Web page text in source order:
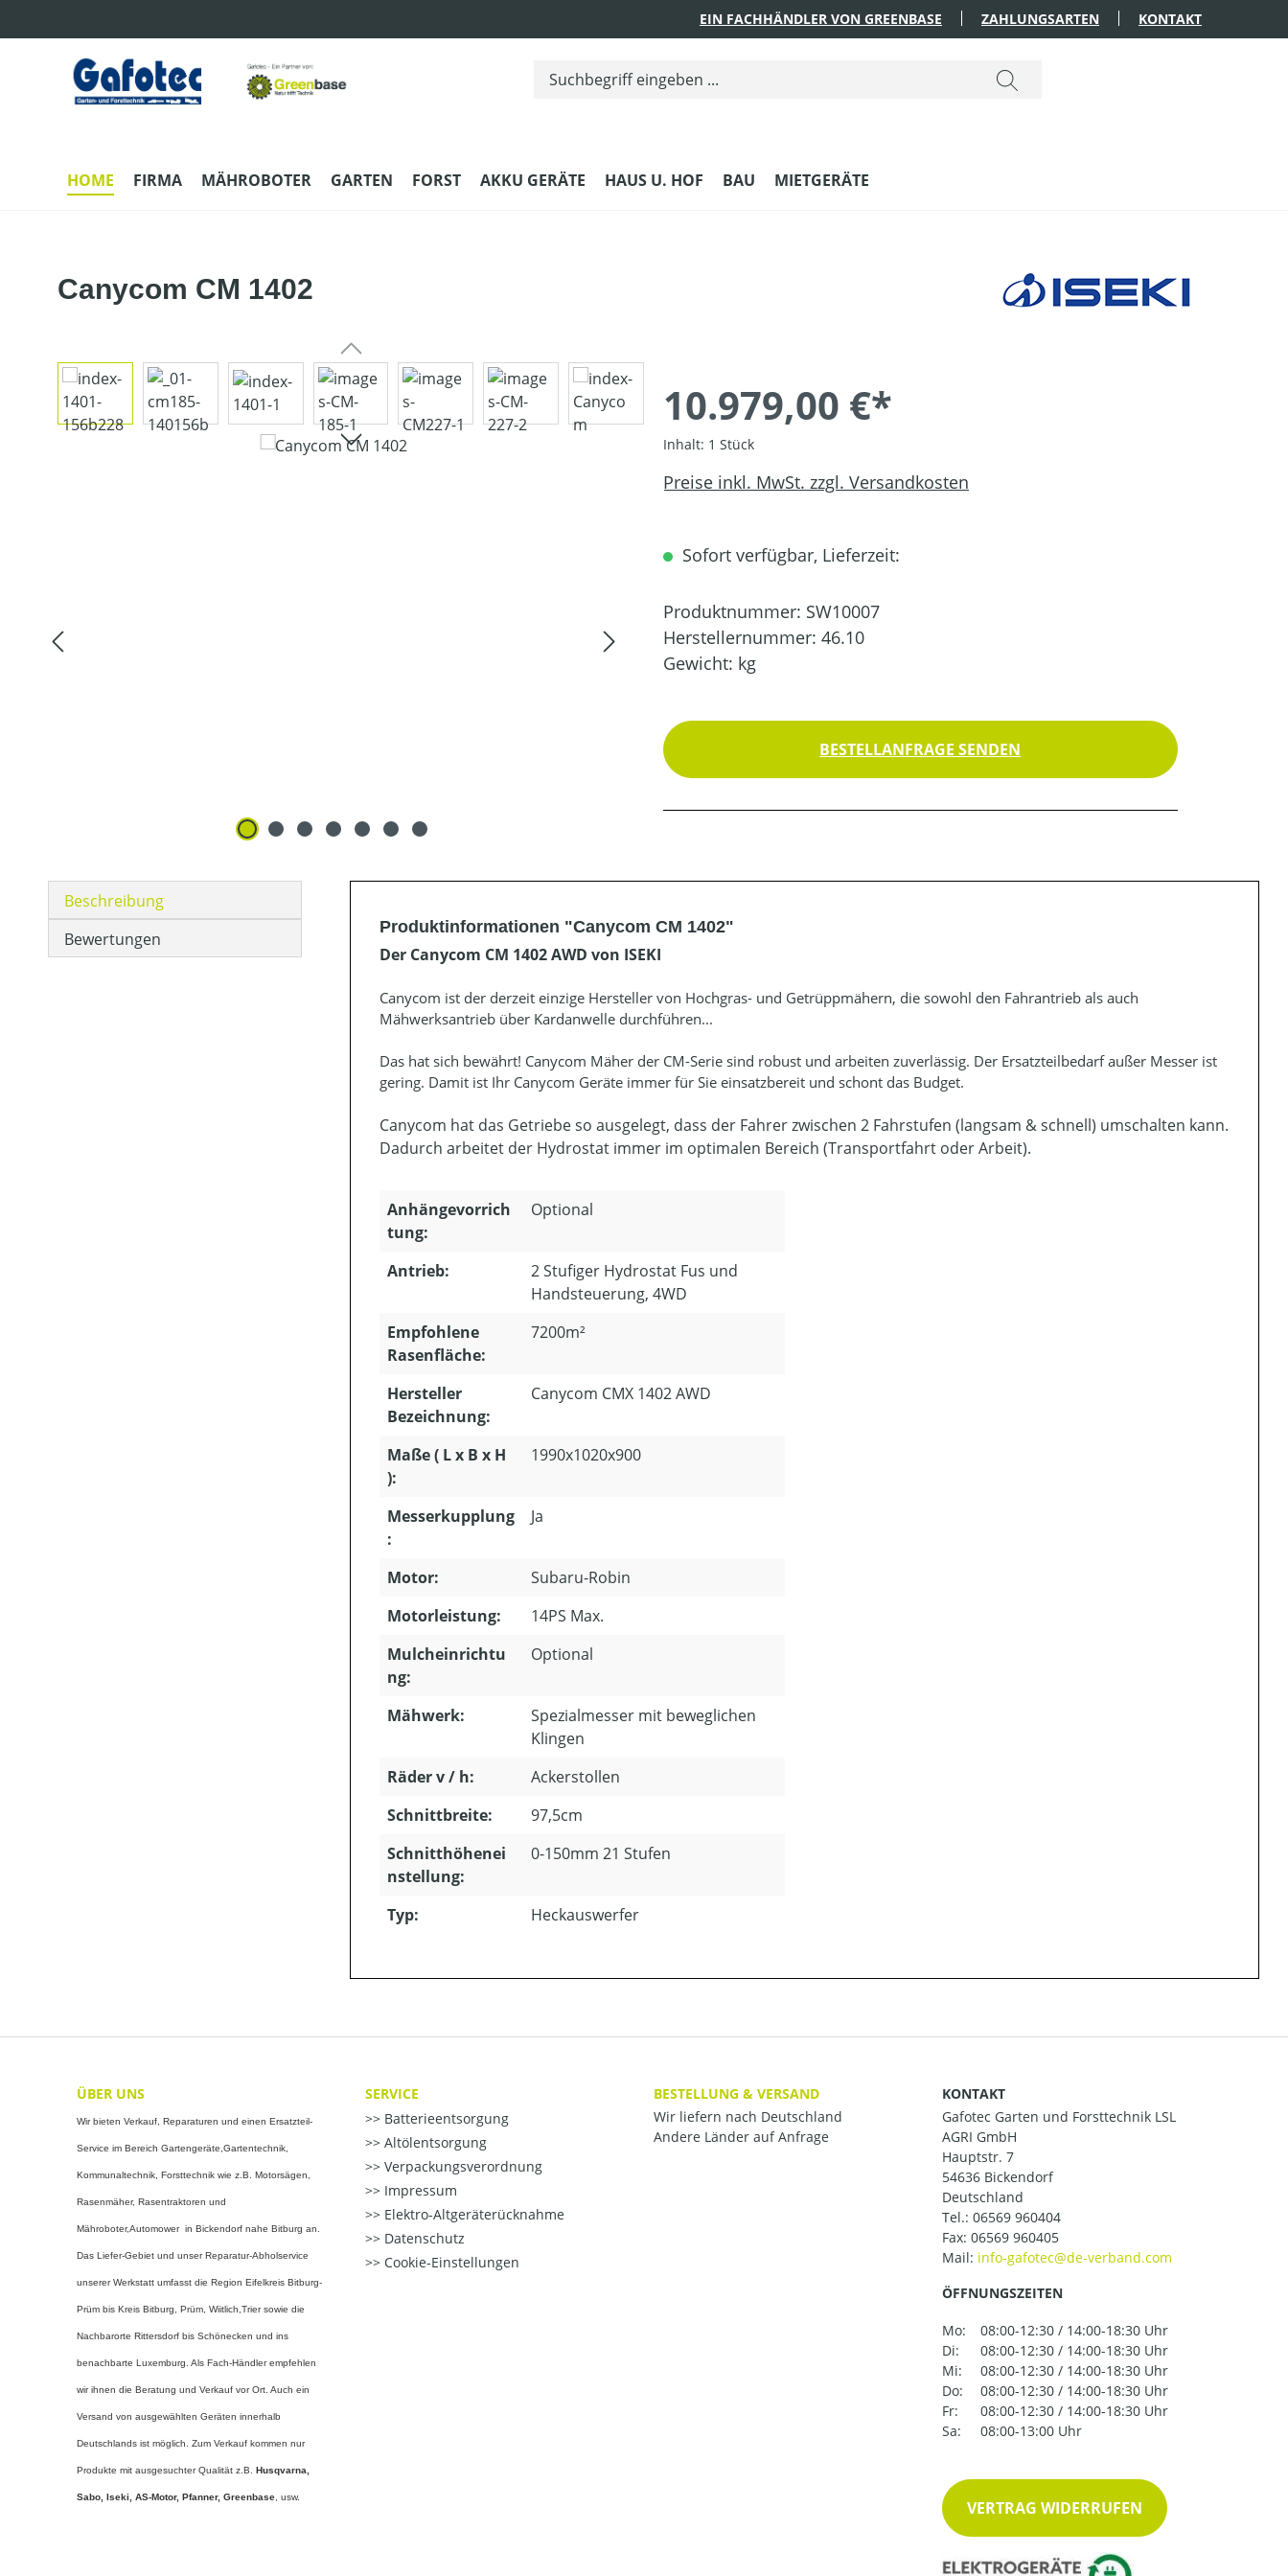
EIN FACHHÄNDLER VON GREENBASE ZAHLUNGSARTEN KONTAKT
HOME FIRMA MÄHROBOTER GARTEN FORST AKKU GERÄTE HAUS U. HOF BAU MIETGERÄTE
Canycom CM 1402
Bildergalerie überspringen
10.979,00 €*
Inhalt: 1 Stück
Preise inkl. MwSt. zzgl. Versandkosten
Sofort verfügbar, Lieferzeit:
Produktnummer: SW10007
Herstellernummer: 46.10
Gewicht: kg
BESTELLANFRAGE SENDEN
Beschreibung
Bewertungen
Produktinformationen "Canycom CM 1402"
Der Canycom CM 1402 AWD von ISEKI
Canycom ist der derzeit einzige Hersteller von Hochgras- und Getrüppmähern, die sowohl den Fahrantrieb als auch
Mähwerksantrieb über Kardanwelle durchführen...
Das hat sich bewährt! Canycom Mäher der CM-Serie sind robust und arbeiten zuverlässig. Der Ersatzteilbedarf außer Messer ist
gering. Damit ist Ihr Canycom Geräte immer für Sie einsatzbereit und schont das Budget.
Canycom hat das Getriebe so ausgelegt, dass der Fahrer zwischen 2 Fahrstufen (langsam & schnell) umschalten kann.
Dadurch arbeitet der Hydrostat immer im optimalen Bereich (Transportfahrt oder Arbeit).
Anhängevorrich
tung:
Optional
Antrieb:
2 Stufiger Hydrostat Fus und
Handsteuerung, 4WD
Empfohlene
Rasenfläche:
7200m²
Hersteller
Bezeichnung:
Canycom CMX 1402 AWD
Maße ( L x B x H
):
1990x1020x900
Messerkupplung
:
Ja
Motor:
Subaru-Robin
Motorleistung:
14PS Max.
Mulcheinrichtu
ng:
Optional
Mähwerk:
Spezialmesser mit beweglichen
Klingen
Räder v / h:
Ackerstollen
Schnittbreite:
97,5cm
Schnitthöhenei
nstellung:
0-150mm 21 Stufen
Typ: Heckauswerfer
ÜBER UNS
Wir bieten Verkauf, Reparaturen und einen Ersatzteil-
Service im Bereich Gartengeräte,Gartentechnik,
Kommunaltechnik, Forsttechnik wie z.B. Motorsägen,
Rasenmäher, Rasentraktoren und
Mähroboter,Automower in Bickendorf nahe Bitburg an.
Das Liefer-Gebiet und unser Reparatur-Abholservice
unserer Werkstatt umfasst die Region Eifelkreis Bitburg-
Prüm bis Kreis Bitburg, Prüm, Wiitlich,Trier sowie die
Nachbarorte Rittersdorf bis Schönecken und ins
benachbarte Luxemburg. Als Fach-Händler empfehlen
wir ihnen die Beratung und Verkauf vor Ort. Auch ein
Versand von ausgewählten Geräten innerhalb
Deutschlands ist möglich. Zum Verkauf kommen nur
Produkte mit ausgesuchter Qualität z.B. Husqvarna,
Sabo, Iseki, AS-Motor, Pfanner, Greenbase , usw.
SERVICE
Batterieentsorgung
Altölentsorgung
Verpackungsverordnung
Impressum
Elektro-Altgeräterücknahme
Datenschutz
Cookie-Einstellungen
BESTELLUNG & VERSAND
Wir liefern nach Deutschland
Andere Länder auf Anfrage
KONTAKT
Gafotec Garten und Forsttechnik LSL
AGRI GmbH
Hauptstr. 7
54636 Bickendorf
Deutschland
Tel.: 06569 960404
Fax: 06569 960405
Mail:
ÖFFNUNGSZEITEN
Mo:
08:00-12:30 / 14:00-18:30 Uhr
Di:
08:00-12:30 / 14:00-18:30 Uhr
Mi:
08:00-12:30 / 14:00-18:30 Uhr
Do:
08:00-12:30 / 14:00-18:30 Uhr
Fr:
08:00-12:30 / 14:00-18:30 Uhr
Sa:
08:00-13:00 Uhr
VERTRAG WIDERRUFEN